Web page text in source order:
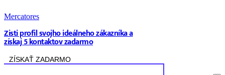
Mercatores
Zisti profil svojho ideálneho zákazníka a
získaj 5 kontaktov zadarmo
ZÍSKAŤ ZADARMO